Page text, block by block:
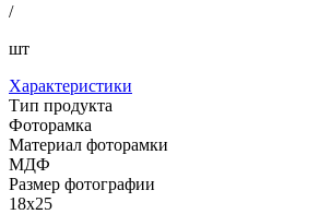
/
шт
Характеристики
Тип продукта
Фоторамка
Материал фоторамки
МДФ
Размер фотографии
18х25